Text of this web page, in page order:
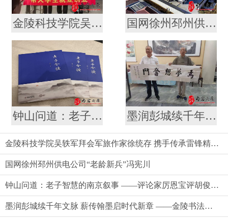
金陵科技学院吴轶军拜会军旅作家徐统存 携手传承雷锋精神与中华文脉 国网徐州邳州供电公司“老龄新兵”冯宪川
钟山问道：老子智慧的南京叙事 ——评论家厉恩宝评胡俊新作《〈老子〉今读》 墨润彭城续千年文脉 薪传翰墨启时代新章 ——金陵书法院徐州分院盛大揭牌
金陵科技学院吴轶军拜会军旅作家徐统存 携手传承雷锋精神与中华文脉
国网徐州邳州供电公司“老龄新兵”冯宪川
钟山问道：老子智慧的南京叙事 ——评论家厉恩宝评胡俊新作《〈老子〉今读》
墨润彭城续千年文脉 薪传翰墨启时代新章 ——金陵书法院徐州分院盛大揭牌